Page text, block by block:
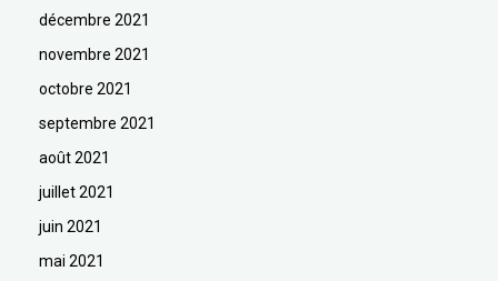
décembre 2021
novembre 2021
octobre 2021
septembre 2021
août 2021
juillet 2021
juin 2021
mai 2021